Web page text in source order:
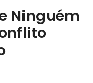
Ninguém